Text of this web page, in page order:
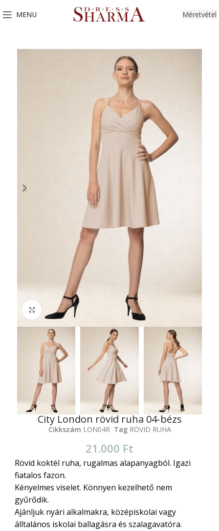
MENU Méretvétel
Click to enlarge
City London rövid ruha 04-bézs
Cikkszám LON04R Tag RÖVID RUHA
21.000 Ft
Rövid koktél ruha, rugalmas alapanyagból. Igazi
fiatalos fazon.
Kényelmes viselet. Könnyen kezelhető nem
gyűrődik.
Ajánljuk nyári alkalmakra, középiskolai vagy
álltalános iskolai ballagásra és szalagavatóra.